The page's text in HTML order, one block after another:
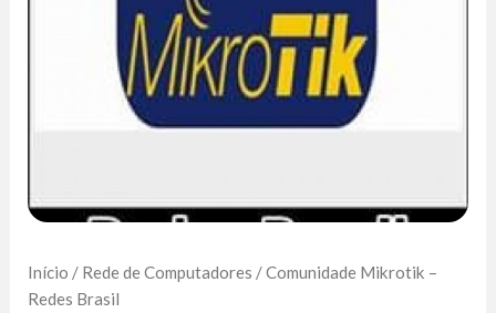
Início / Rede de Computadores / Comunidade Mikrotik –
Redes Brasil